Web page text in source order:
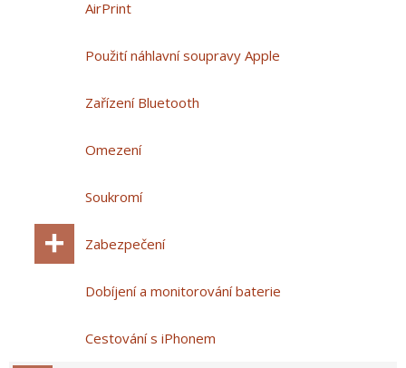
AirPrint
Použití náhlavní soupravy Apple
Zařízení Bluetooth
Omezení
Soukromí
Zabezpečení
Dobíjení a monitorování baterie
Cestování s iPhonem